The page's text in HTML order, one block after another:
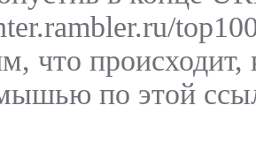
что происходит,
по этой